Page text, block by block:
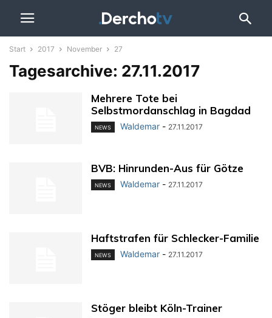
Start 2017 November 27
Tagesarchive: 27.11.2017
Mehrere Tote bei
Selbstmordanschlag in Bagdad
NEWS Waldemar - 27.11.2017
BVB: Hinrunden-Aus für Götze
NEWS Waldemar - 27.11.2017
Haftstrafen für Schlecker-Familie
NEWS Waldemar - 27.11.2017
Stöger bleibt Köln-Trainer